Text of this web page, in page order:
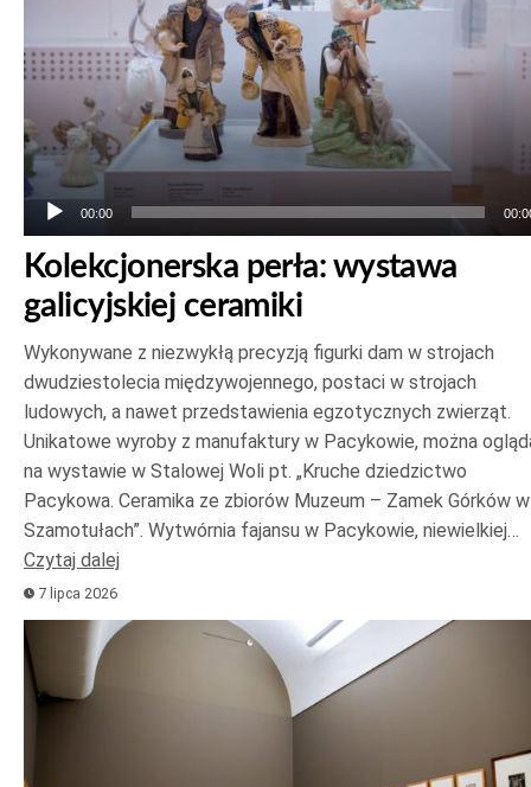
00:00
Kolekcjonerska perła: wystawa
galicyjskiej ceramiki
Wykonywane z niezwykłą precyzją figurki dam w strojach
dwudziestolecia międzywojennego, postaci w strojach
ludowych, a nawet przedstawienia egzotycznych zwierząt.
Unikatowe wyroby z manufaktury w Pacykowie, można
na wystawie w Stalowej Woli pt. „Kruche dziedzictwo
Pacykowa. Ceramika ze zbiorów Muzeum – Zamek Górków w
Szamotułach”. Wytwórnia fajansu w Pacykowie, niewielkiej…
Czytaj dalej
7 lipca 2026
Odtwarzacz
plików
dźwiękowych